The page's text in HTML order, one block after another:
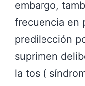
embargo,
frecuencia en
predilección
suprimen
la tos (